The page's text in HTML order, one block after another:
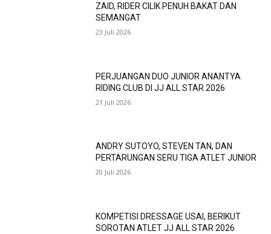
ZAID, RIDER CILIK PENUH BAKAT DAN
SEMANGAT
23 Juli 2026
PERJUANGAN DUO JUNIOR ANANTYA
RIDING CLUB DI JJ ALL STAR 2026
21 Juli 2026
ANDRY SUTOYO, STEVEN TAN, DAN
PERTARUNGAN SERU TIGA ATLET JUNIOR
20 Juli 2026
KOMPETISI DRESSAGE USAI, BERIKUT
SOROTAN ATLET JJ ALL STAR 2026